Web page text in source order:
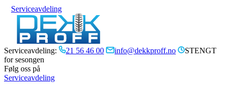
Serviceavdeling
Serviceavdeling: 21 56 46 00 info@dekkproff.no
STENGT
for sesongen
Følg oss på
Serviceavdeling